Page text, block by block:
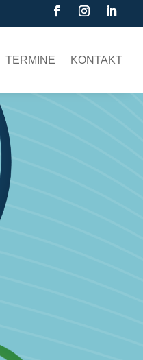
TERMINE KONTAKT